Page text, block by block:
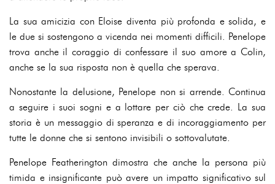
La sua amicizia con Eloise diventa più profonda e solida, e
le due si sostengono a vicenda nei momenti difficili. Penelope
trova anche il coraggio di confessare il suo amore a Colin,
anche se la sua risposta non è quella che sperava.
Nonostante la delusione, Penelope non si arrende. Continua
a seguire i suoi sogni e a lottare per ciò che crede. La sua
storia è un messaggio di speranza e di incoraggiamento per
tutte le donne che si sentono invisibili o sottovalutate.
Penelope Featherington dimostra che anche la persona più
timida e insignificante può avere un impatto significativo sul